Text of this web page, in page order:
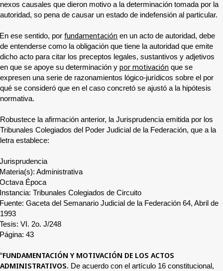
nexos causales que dieron motivo a la determinación tomada por la
autoridad, so pena de causar un estado de indefensión al particular.
En ese sentido, porfundamentación en un acto de autoridad, debe
de entenderse como la obligación que tiene la autoridad que emite
dicho acto para citar los preceptos legales, sustantivos y adjetivos
en que se apoye su determinación y por motivación que se
expresen una serie de razonamientos lógico-jurídicos sobre el por
qué se consideró que en el caso concretó se ajustó a la hipótesis
normativa.
Robustece la afirmación anterior, la Jurisprudencia emitida por los
Tribunales Colegiados del Poder Judicial de la Federación, que a la
letra establece:
Jurisprudencia
Materia(s): Administrativa
Octava Época
Instancia: Tribunales Colegiados de Circuito
Fuente: Gaceta del Semanario Judicial de la Federación 64, Abril de
1993
Tesis: VI. 2o. J/248
Página: 43
“FUNDAMENTACIÓN Y MOTIVACIÓN DE LOS ACTOS
ADMINISTRATIVOS. De acuerdo con el artículo 16 constitucional,